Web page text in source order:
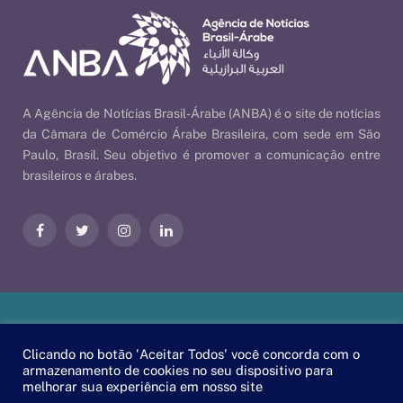
A Agência de Notícias Brasil-Árabe (ANBA) é o site de notícias
da Câmara de Comércio Árabe Brasileira, com sede em São
Paulo, Brasil. Seu objetivo é promover a comunicação entre
brasileiros e árabes.
FacebookTwitter InstagramLinkedIn
Árabe | ByEscaEsco.
Clicando no botão 'Aceitar Todos' você concorda com o
armazenamento de cookies no seu dispositivo para
melhorar sua experiência em nosso site